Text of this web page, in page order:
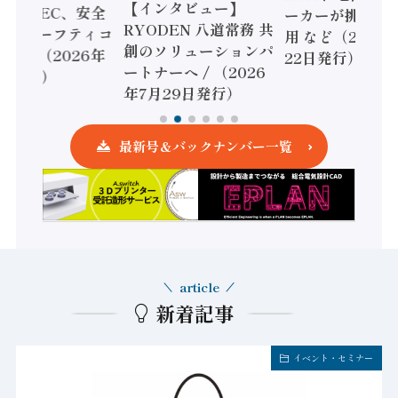
/ IDEC、安全
すセーフティコ
ーラ（2026年
発行）
【インタビュー】
RYODEN 八道常務 共
創のソリューションパ
ートナーへ / （2026
年7月29日発行）
ーカーが挑むデ
用 など（2026
22日発行）
最新号＆バックナンバー一覧
新着記事
article
イベント・セミナー